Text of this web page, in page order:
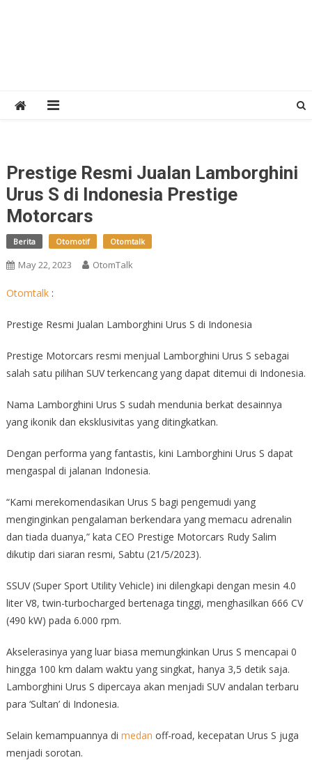
Prestige Resmi Jualan Lamborghini
Urus S di Indonesia Prestige
Motorcars
Berita Otomotif Otomtalk
May 22, 2023 OtomTalk
Otomtalk:
Prestige Resmi Jualan Lamborghini Urus S di Indonesia
Prestige Motorcars resmi menjual Lamborghini Urus S sebagai
salah satu pilihan SUV terkencang yang dapat ditemui di Indonesia.
Nama Lamborghini Urus S sudah mendunia berkat desainnya
yang ikonik dan eksklusivitas yang ditingkatkan.
Dengan performa yang fantastis, kini Lamborghini Urus S dapat
mengaspal di jalanan Indonesia.
“Kami merekomendasikan Urus S bagi pengemudi yang
menginginkan pengalaman berkendara yang memacu adrenalin
dan tiada duanya,” kata CEO Prestige Motorcars Rudy Salim
dikutip dari siaran resmi, Sabtu (21/5/2023).
SSUV (Super Sport Utility Vehicle) ini dilengkapi dengan mesin 4.0
liter V8, twin-turbocharged bertenaga tinggi, menghasilkan 666 CV
(490 kW) pada 6.000 rpm.
Akselerasinya yang luar biasa memungkinkan Urus S mencapai 0
hingga 100 km dalam waktu yang singkat, hanya 3,5 detik saja.
Lamborghini Urus S dipercaya akan menjadi SUV andalan terbaru
para ‘Sultan’ di Indonesia.
Selain kemampuannya di medan off-road, kecepatan Urus S juga
menjadi sorotan.